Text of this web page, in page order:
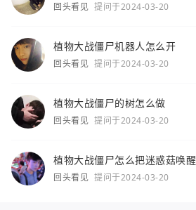
回头看见 提问于2024-03-20
植物大战僵尸机器人怎么开
回头看见 提问于2024-03-20
植物大战僵尸的树怎么做
回头看见 提问于2024-03-20
植物大战僵尸怎么把迷惑菇唤醒
回头看见 提问于2024-03-20